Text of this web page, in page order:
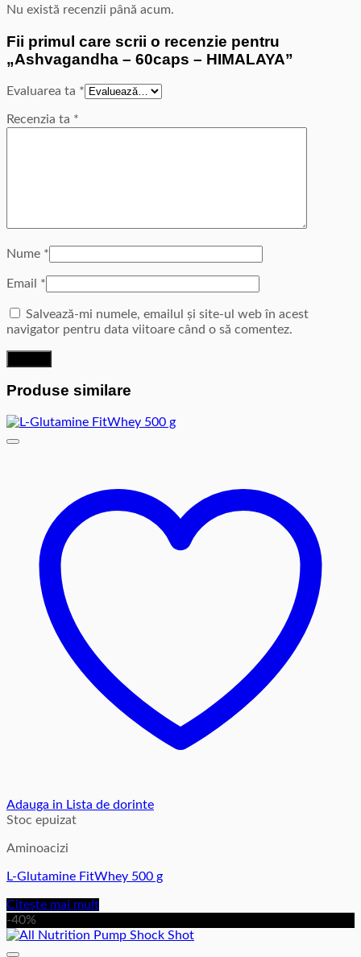
Nu există recenzii până acum.
Fii primul care scrii o recenzie pentru
„Ashvagandha – 60caps – HIMALAYA”
Evaluarea ta *
Recenzia ta *
Nume *
Email *
Salvează-mi numele, emailul și site-ul web în acest
navigator pentru data viitoare când o să comentez.
Produse similare
Adauga in Lista de dorinte
Stoc epuizat
Aminoacizi
L-Glutamine FitWhey 500 g
Citește mai mult
-40%